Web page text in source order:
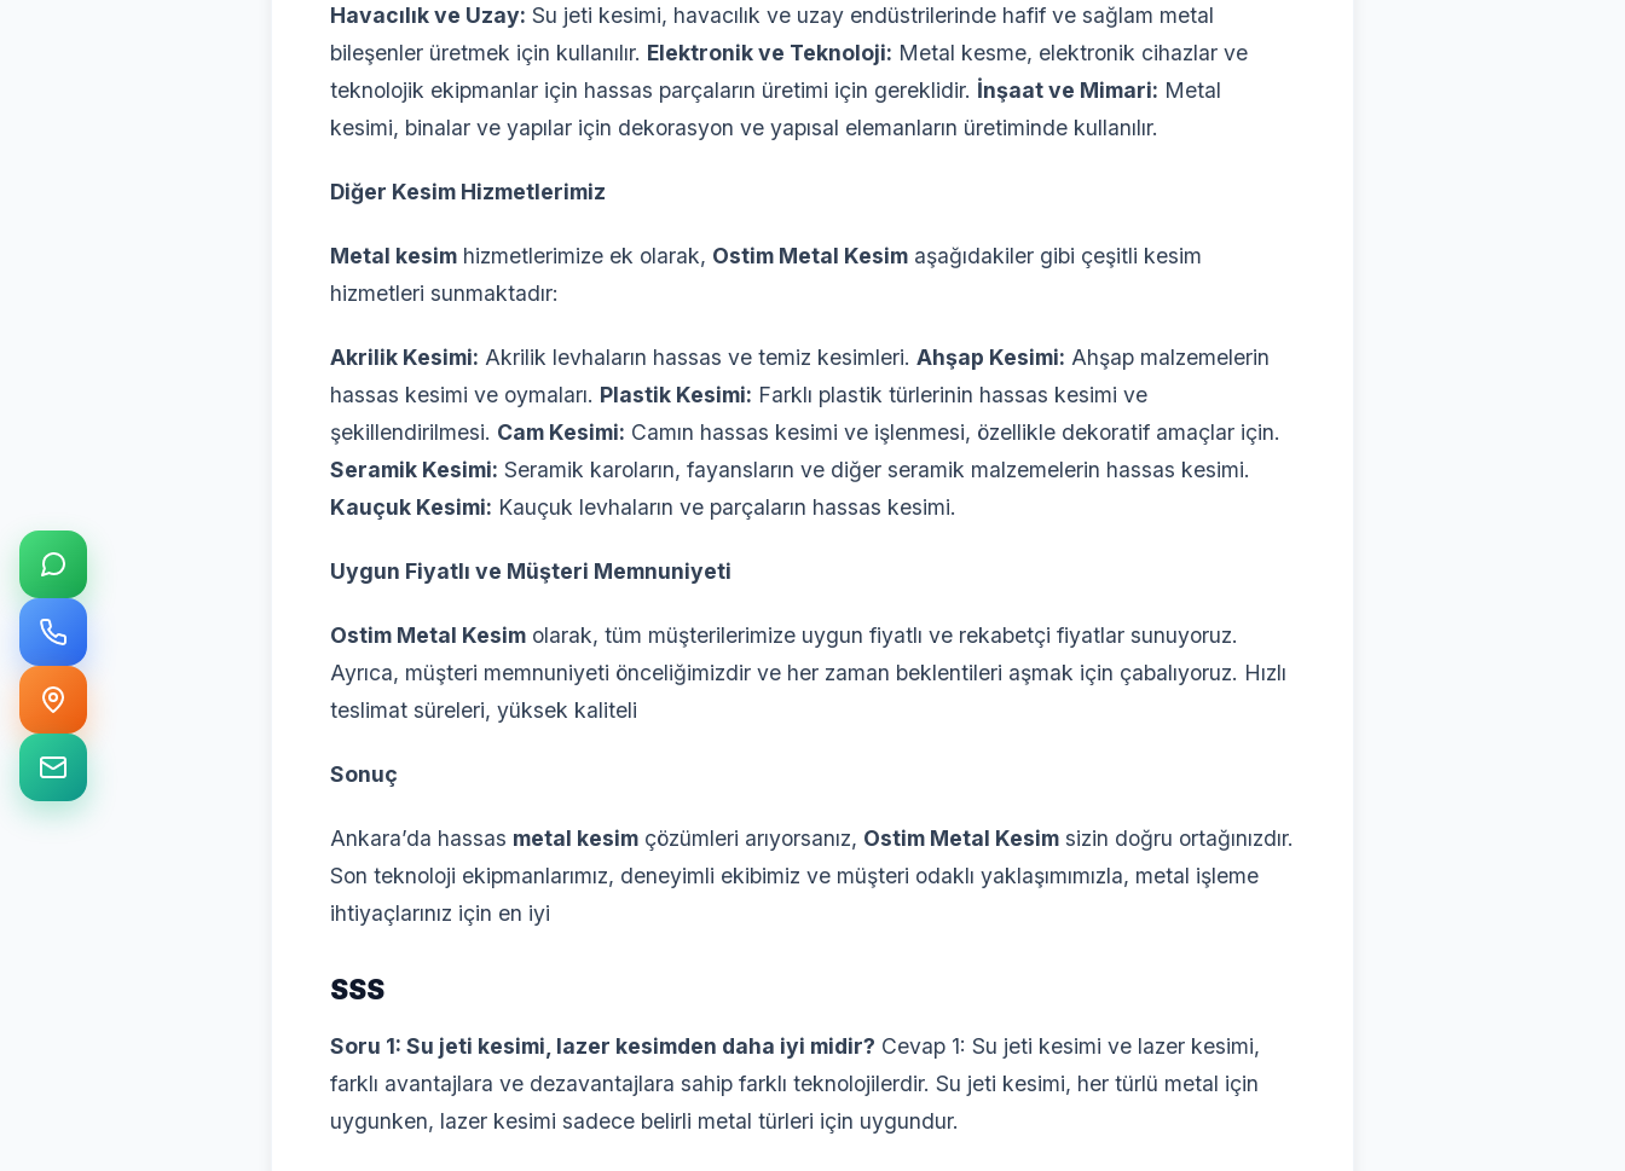
Havacılık ve Uzay: Su jeti kesimi, havacılık ve uzay endüstrilerinde hafif ve sağlam metal
bileşenler üretmek için kullanılır. Elektronik ve Teknoloji: Metal kesme, elektronik cihazlar ve
teknolojik ekipmanlar için hassas parçaların üretimi için gereklidir. İnşaat ve Mimari: Metal
kesimi, binalar ve yapılar için dekorasyon ve yapısal elemanların üretiminde kullanılır.
Diğer Kesim Hizmetlerimiz
Metal kesim hizmetlerimize ek olarak, Ostim Metal Kesim aşağıdakiler gibi çeşitli kesim
hizmetleri sunmaktadır:
Akrilik Kesimi: Akrilik levhaların hassas ve temiz kesimleri. Ahşap Kesimi: Ahşap malzemelerin
hassas kesimi ve oymaları. Plastik Kesimi: Farklı plastik türlerinin hassas kesimi ve
şekillendirilmesi. Cam Kesimi: Camın hassas kesimi ve işlenmesi, özellikle dekoratif amaçlar için.
Seramik Kesimi: Seramik karoların, fayansların ve diğer seramik malzemelerin hassas kesimi.
Kauçuk Kesimi: Kauçuk levhaların ve parçaların hassas kesimi.
Uygun Fiyatlı ve Müşteri Memnuniyeti
Ostim Metal Kesim olarak, tüm müşterilerimize uygun fiyatlı ve rekabetçi fiyatlar sunuyoruz.
Ayrıca, müşteri memnuniyeti önceliğimizdir ve her zaman beklentileri aşmak için çabalıyoruz. Hızlı
teslimat süreleri, yüksek kaliteli
Sonuç
Ankara’da hassas metal kesim çözümleri arıyorsanız, Ostim Metal Kesim sizin doğru ortağınızdır.
Son teknoloji ekipmanlarımız, deneyimli ekibimiz ve müşteri odaklı yaklaşımımızla, metal işleme
ihtiyaçlarınız için en iyi
SSS
Soru 1: Su jeti kesimi, lazer kesimden daha iyi midir? Cevap 1: Su jeti kesimi ve lazer kesimi,
farklı avantajlara ve dezavantajlara sahip farklı teknolojilerdir. Su jeti kesimi, her türlü metal için
uygunken, lazer kesimi sadece belirli metal türleri için uygundur.